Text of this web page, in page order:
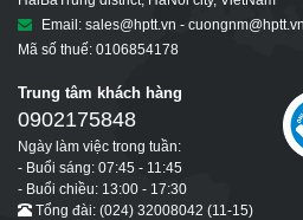
Email: sales@hptt.vn -
Mã số thuế: 0106854178
Trung tâm khách hàng
0902175848
Ngày làm việc trong tuần:
- Buổi sáng: 07:45 - 11:45
- Buổi chiều: 13:00 - 17:30
Tổng đài: (024) 32008042 (11-15)